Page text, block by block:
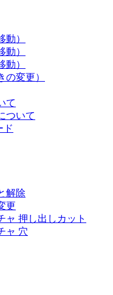
）
）
）
の変更）
て
ついて
ド
解除
更
ャ 押し出しカット
ャ 穴